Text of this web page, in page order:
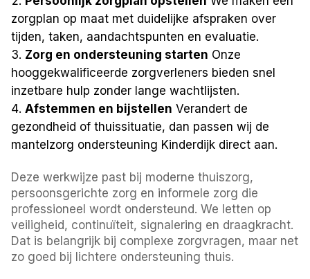
zorgplan op maat met duidelijke afspraken over
tijden, taken, aandachtspunten en evaluatie.
Zorg en ondersteuning starten Onze
hooggekwalificeerde zorgverleners bieden snel
inzetbare hulp zonder lange wachtlijsten.
Afstemmen en bijstellen Verandert de
gezondheid of thuissituatie, dan passen wij de
mantelzorg ondersteuning Kinderdijk direct aan.
Deze werkwijze past bij moderne thuiszorg,
persoonsgerichte zorg en informele zorg die
professioneel wordt ondersteund. We letten op
veiligheid, continuïteit, signalering en draagkracht.
Dat is belangrijk bij complexe zorgvragen, maar net
zo goed bij lichtere ondersteuning thuis.